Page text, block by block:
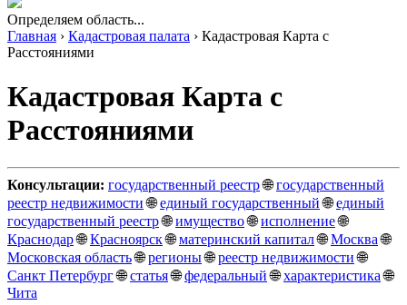
Определяем область...
Главная › Кадастровая палата › Кадастровая Карта с
Расстояниями
Кадастровая Карта с
Расстояниями
Консультации: государственный реестр🌐государственный
реестр недвижимости🌐единый государственный🌐единый
государственный реестр🌐имущество🌐исполнение🌐
Краснодар🌐Красноярск🌐материнский капитал🌐Москва🌐
Московская область🌐регионы🌐реестр недвижимости🌐
Санкт Петербург🌐статья🌐федеральный🌐характеристика🌐
Чита